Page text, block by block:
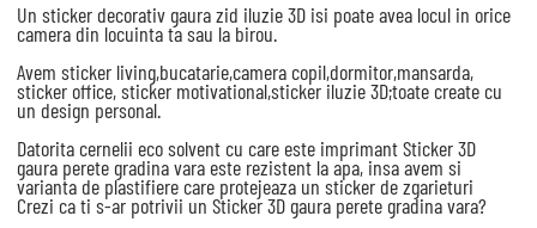
Un sticker decorativ gaura zid iluzie 3D isi poate avea locul in orice
camera din locuinta ta sau la birou.
Avem sticker living,bucatarie,camera copil,dormitor,mansarda,
sticker office, sticker motivational,sticker iluzie 3D;toate create cu
un design personal.
Datorita cernelii eco solvent cu care este imprimant Sticker 3D
gaura perete gradina vara este rezistent la apa, insa avem si
varianta de plastifiere care protejeaza un sticker de zgarieturi
Crezi ca ti s-ar potrivii un Sticker 3D gaura perete gradina vara?